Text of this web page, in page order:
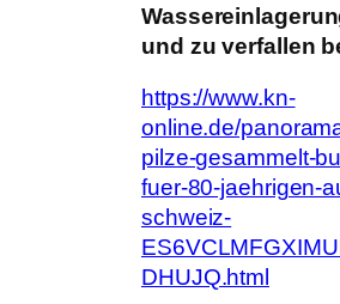
und zu verfallen
https://www.kn-
online.de/
pilze-gesammelt-
fuer-80-jaehrigen-
schweiz-
DHUJQ.html